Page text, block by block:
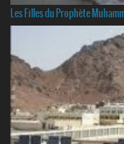
Les Filles du Prophète